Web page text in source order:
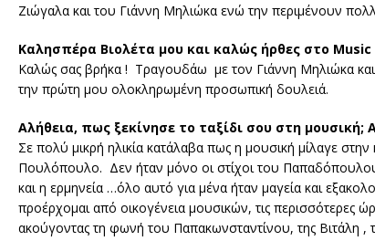
Ζιώγαλα και του Γιάννη Μηλιώκα ενώ την περιμένουν
Καλησπέρα Βιολέτα μου και καλώς ήρθες στο
Καλώς σας βρήκα ! Τραγουδάω με τον Γιάννη Μηλιώκα
την πρώτη μου ολοκληρωμένη προσωπική δουλειά.
Αλήθεια, πως ξεκίνησε το ταξίδι σου στη μουσική;
Σε πολύ μικρή ηλικία κατάλαβα πως η μουσική μίλαγε
Πουλόπουλο. Δεν ήταν μόνο οι στίχοι του
και η ερμηνεία …όλο αυτό για μένα ήταν μαγεία και
προέρχομαι από οικογένεια μουσικών, τις περισσότερες
ακούγοντας τη φωνή του Παπακωνσταντίνου, της Βιτάλη